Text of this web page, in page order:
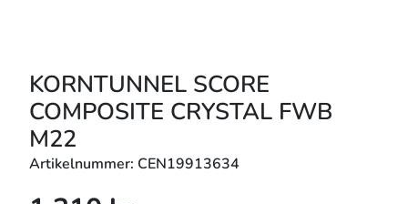
KORNTUNNEL SCORE
COMPOSITE CRYSTAL FWB
M22
Artikelnummer: CEN19913634